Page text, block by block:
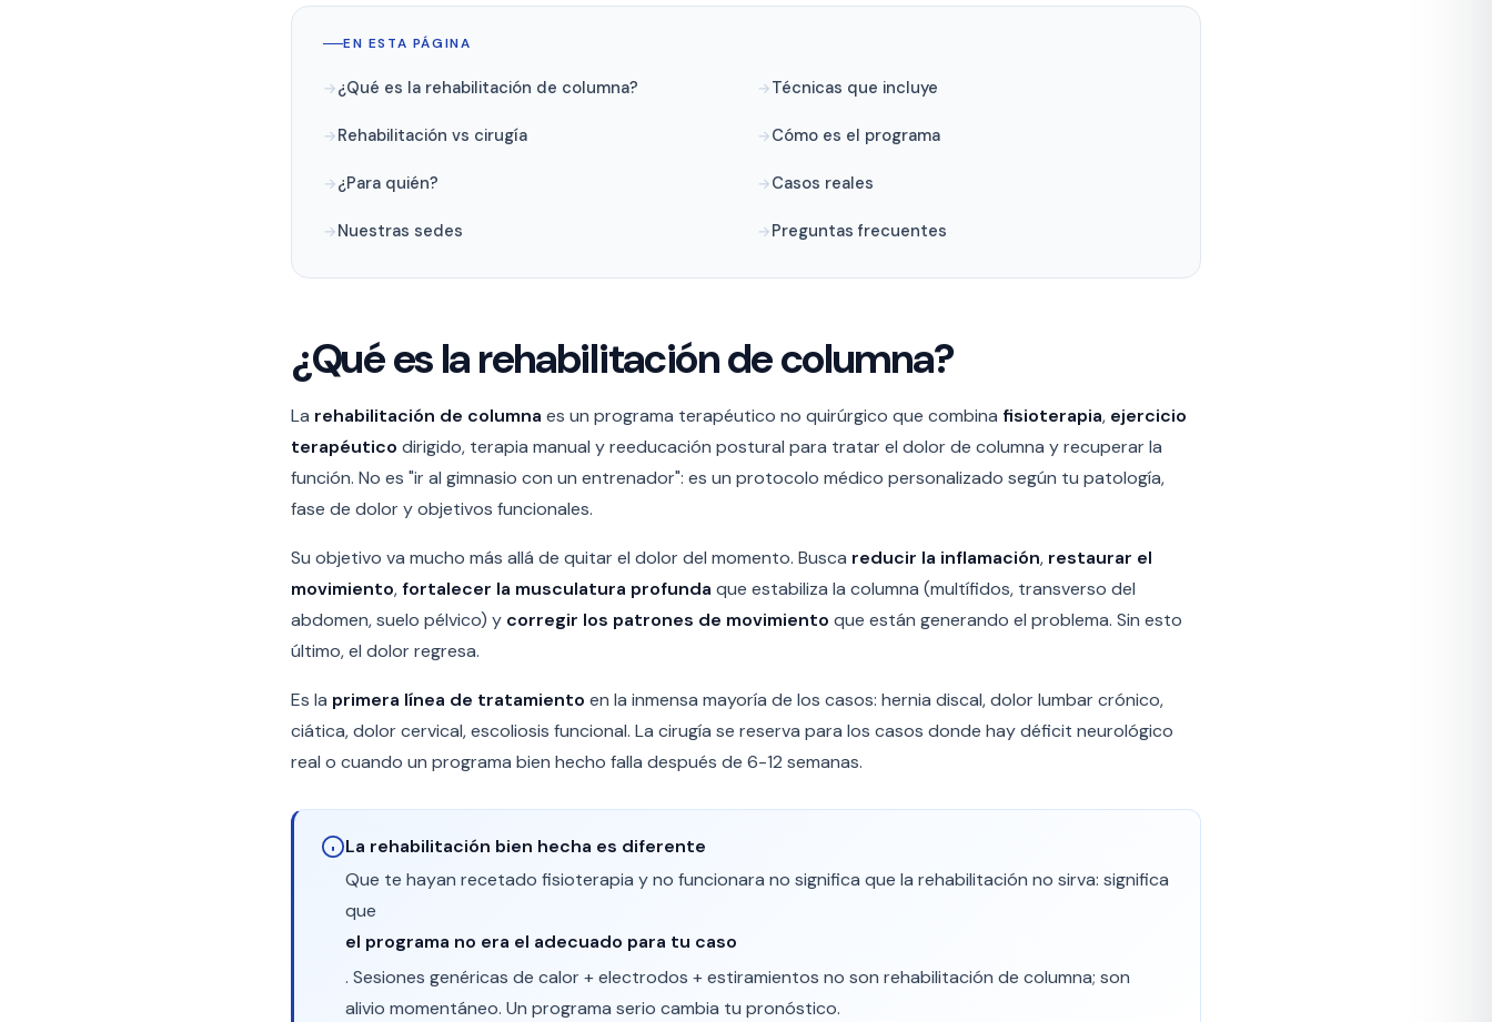
EN ESTA PÁGINA
¿Qué es la rehabilitación de columna? Técnicas que incluye
Rehabilitación vs cirugía Cómo es el programa
¿Para quién? Casos reales
Nuestras sedes Preguntas frecuentes
¿Qué es la rehabilitación de columna?
La rehabilitación de columna es un programa terapéutico no quirúrgico que combina fisioterapia, ejercicio
terapéutico dirigido, terapia manual y reeducación postural para tratar el dolor de columna y recuperar la
función. No es "ir al gimnasio con un entrenador": es un protocolo médico personalizado según tu patología,
fase de dolor y objetivos funcionales.
Su objetivo va mucho más allá de quitar el dolor del momento. Busca reducir la inflamación, restaurar el
movimiento,fortalecer la musculatura profunda que estabiliza la columna (multífidos, transverso del
abdomen, suelo pélvico) y corregir los patrones de movimiento que están generando el problema. Sin esto
último, el dolor regresa.
Es la primera línea de tratamiento en la inmensa mayoría de los casos: hernia discal, dolor lumbar crónico,
ciática, dolor cervical, escoliosis funcional. La cirugía se reserva para los casos donde hay déficit neurológico
real o cuando un programa bien hecho falla después de 6-12 semanas.
La rehabilitación bien hecha es diferente
Que te hayan recetado fisioterapia y no funcionara no significa que la rehabilitación no sirva: significa
que
el programa no era el adecuado para tu caso
. Sesiones genéricas de calor + electrodos + estiramientos no son rehabilitación de columna; son
alivio momentáneo. Un programa serio cambia tu pronóstico.